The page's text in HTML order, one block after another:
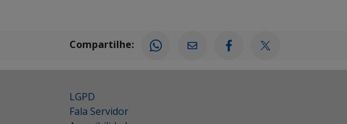
Compartilhe:
LGPD
Fala Servidor